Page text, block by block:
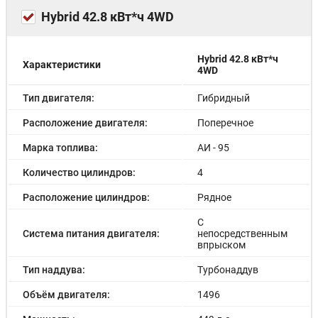
Сигнализация
Датчик проникновения в салон (датчик объема)
ЭРА-ГЛОНАСС
Датчик давления в шинах
Система помощи при спуске
Система стабилизации (ESP)
Подушка безопасности водителя
Подушка безопасности пассажира
Антипробуксовочная система (ASR)
Подушки безопасности боковые задние
Система помощи при старте в гору (HSA)
Hybrid 42.8 кВт*ч 4WD
Характеристики
Hybrid 42.8 кВт*ч
4WD
Тип двигателя: Гибридный
Расположение двигателя: Поперечное
Марка топлива: АИ - 95
Количество цилиндров: 4
Расположение цилиндров: Рядное
Система питания двигателя:
С
непосредственным
впрыском
Тип наддува: Турбонаддув
Объём двигателя: 1496